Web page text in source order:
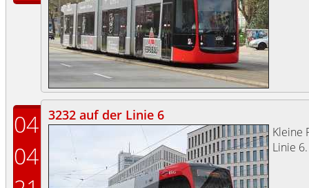
04
04
3232 auf der Linie 6
Kleine
Linie 6.